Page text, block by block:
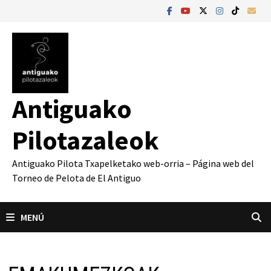
contenido
Antiguako
Pilotazaleok
Antiguako Pilota Txapelketako web-orria – Página web del
Torneo de Pelota de El Antiguo
MENÚ